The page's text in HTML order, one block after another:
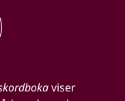
viser